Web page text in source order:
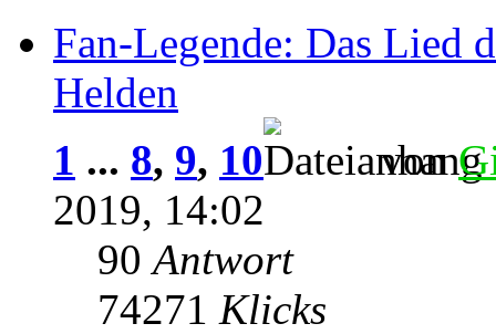
Fan-Legende: Das Lied
Helden
1 ... 8, 9, 10 von
2019, 14:02
90Antwort
74271 Klicks